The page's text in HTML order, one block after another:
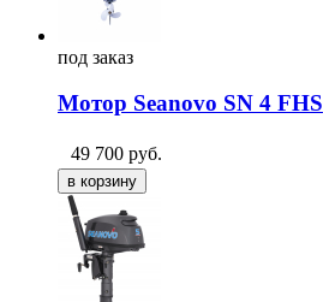
под заказ
Мотор Seanovo SN 4 FHS
49 700 руб.